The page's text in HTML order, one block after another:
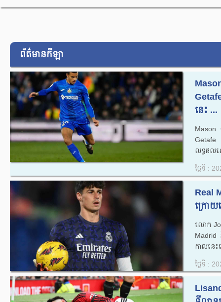
ព័ត៌មានកីឡា
នេះ ...
Mason
Getafe
លទ្ធផលស្
ថ្ងៃទី :
Real
ក្រោយ
លោក
Madrid
កាលនេះ
ថ្ងៃទី :